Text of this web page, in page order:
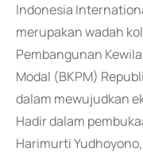
Indonesia
merupakan wadah
Pembangunan
Modal (BKPM)
dalam mewujudkan
Hadir dalam
Harimurti